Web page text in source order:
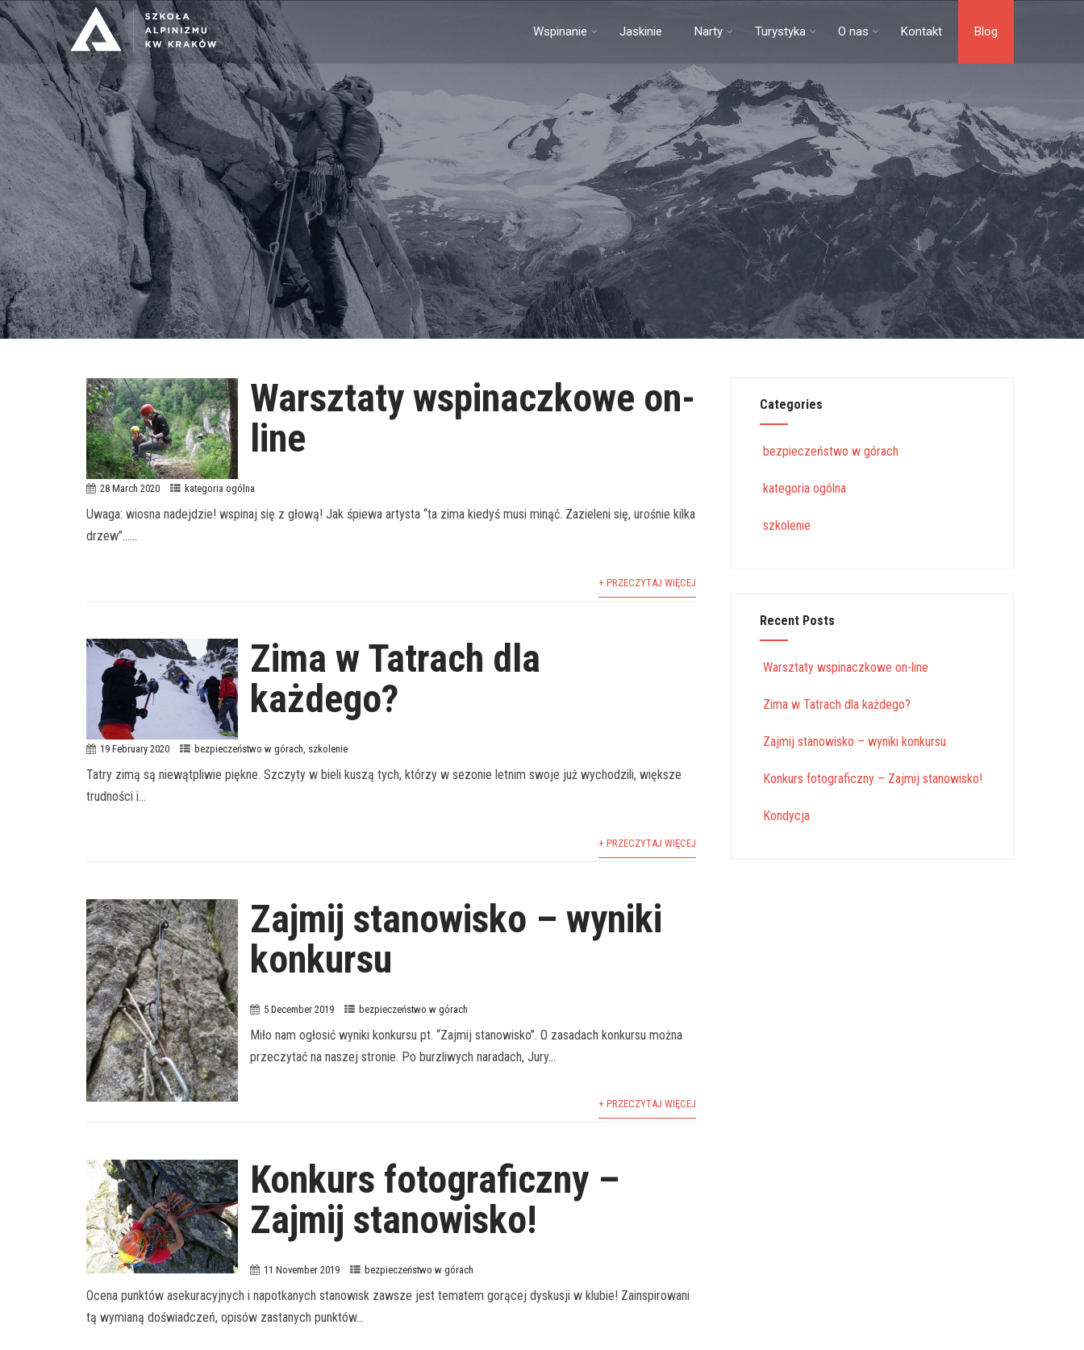
Wspinanie Jaskinie Narty Turystyka O nas Kontakt Blog
Warsztaty wspinaczkowe on-
line
28 March 2020 kategoria ogólna
Uwaga: wiosna nadejdzie! wspinaj się z głową! Jak śpiewa artysta “ta zima kiedyś musi minąć. Zazieleni się, urośnie kilka
drzew”…...
+ PRZECZYTAJ WIĘCEJ
Zima w Tatrach dla
każdego?
19 February 2020 bezpieczeństwo w górach, szkolenie
Tatry zimą są niewątpliwie piękne. Szczyty w bieli kuszą tych, którzy w sezonie letnim swoje już wychodzili, większe
trudności i...
+ PRZECZYTAJ WIĘCEJ
Zajmij stanowisko – wyniki
konkursu
5 December 2019 bezpieczeństwo w górach
Miło nam ogłosić wyniki konkursu pt. “Zajmij stanowisko”. O zasadach konkursu można
przeczytać na naszej stronie. Po burzliwych naradach, Jury...
+ PRZECZYTAJ WIĘCEJ
Konkurs fotograficzny –
Zajmij stanowisko!
11 November 2019 bezpieczeństwo w górach
Ocena punktów asekuracyjnych i napotkanych stanowisk zawsze jest tematem gorącej dyskusji w klubie! Zainspirowani
tą wymianą doświadczeń, opisów zastanych punktów...
Categories
bezpieczeństwo w górach
kategoria ogólna
szkolenie
Recent Posts
Warsztaty wspinaczkowe on-line
Zima w Tatrach dla każdego?
Zajmij stanowisko – wyniki konkursu
Konkurs fotograficzny – Zajmij stanowisko!
Kondycja